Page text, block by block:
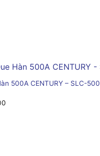
500A CENTURY – SLC-500